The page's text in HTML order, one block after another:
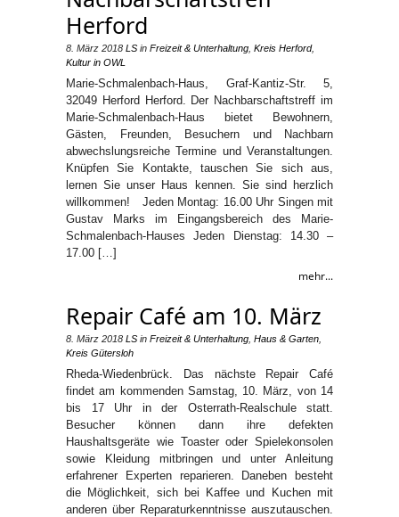
Herford
8. März 2018 LS in Freizeit & Unterhaltung Kreis Herford,
Kultur in OWL
Marie-Schmalenbach-Haus, Graf-Kantiz-Str. 5,
32049 Herford Herford. Der Nachbarschaftstreff im
Marie-Schmalenbach-Haus bietet Bewohnern,
Gästen, Freunden, Besuchern und Nachbarn
abwechslungsreiche Termine und Veranstaltungen.
Knüpfen Sie Kontakte, tauschen Sie sich aus,
lernen Sie unser Haus kennen. Sie sind herzlich
willkommen! Jeden Montag: 16.00 Uhr Singen mit
Gustav Marks im Eingangsbereich des Marie-
Schmalenbach-Hauses Jeden Dienstag: 14.30 –
17.00 […]
mehr...
Repair Café am 10. März
8. März 2018 LS in Freizeit & Unterhaltung Haus & Garten
Kreis Gütersloh
Rheda-Wiedenbrück. Das nächste Repair Café
findet am kommenden Samstag, 10. März, von 14
bis 17 Uhr in der Osterrath-Realschule statt.
Besucher können dann ihre defekten
Haushaltsgeräte wie Toaster oder Spielekonsolen
sowie Kleidung mitbringen und unter Anleitung
erfahrener Experten reparieren. Daneben besteht
die Möglichkeit, sich bei Kaffee und Kuchen mit
anderen über Reparaturkenntnisse auszutauschen.